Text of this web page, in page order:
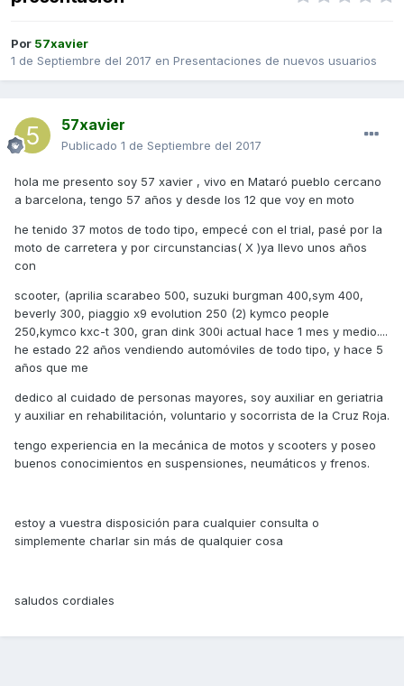
Por 57xavier
1 de Septiembre del 2017 en Presentaciones de nuevos usuarios
57xavier
Publicado 1 de Septiembre del 2017
hola me presento soy 57 xavier , vivo en Mataró pueblo cercano
a barcelona, tengo 57 años y desde los 12 que voy en moto
he tenido 37 motos de todo tipo, empecé con el trial, pasé por la
moto de carretera y por circunstancias( X )ya llevo unos años
con
scooter, (aprilia scarabeo 500, suzuki burgman 400,sym 400,
beverly 300, piaggio x9 evolution 250 (2) kymco people
250,kymco kxc-t 300, gran dink 300i actual hace 1 mes y medio....
he estado 22 años vendiendo automóviles de todo tipo, y hace 5
años que me
dedico al cuidado de personas mayores, soy auxiliar en geriatria
y auxiliar en rehabilitación, voluntario y socorrista de la Cruz Roja.
tengo experiencia en la mecánica de motos y scooters y poseo
buenos conocimientos en suspensiones, neumáticos y frenos.
estoy a vuestra disposición para cualquier consulta o
simplemente charlar sin más de qualquier cosa
saludos cordiales